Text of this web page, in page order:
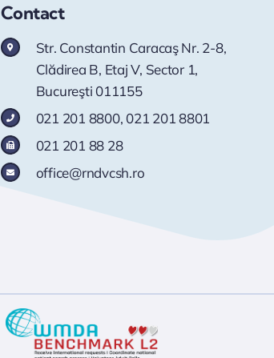
Contact
Str. Constantin Caracaş Nr. 2-8,
Clădirea B, Etaj V, Sector 1,
Bucureşti 011155
021 201 8800, 021 201 8801
021 201 88 28
office@rndvcsh.ro